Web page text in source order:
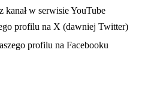
w nowej karcie
kanał w serwisie YouTube
profilu na X (dawniej Twitter)
w nowej karcieprofilu na Facebooku